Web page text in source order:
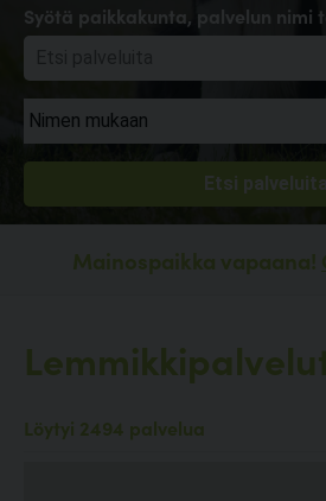
Syötä paikkakunta, palvelun nimi
Mainospaikka vapaana!
Löytyi 2494 palvelua